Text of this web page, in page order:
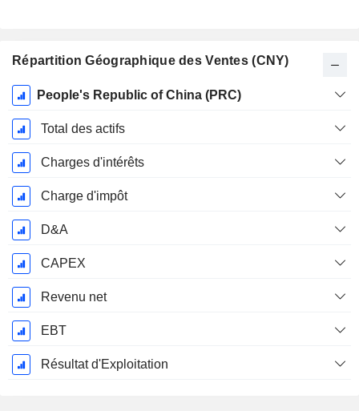
Répartition Géographique des Ventes (CNY)
Période
Fiscale:
Décembre
People's Republic of China (PRC)
Total des actifs
Charges d'intérêts
Charge d'impôt
D&A
CAPEX
Revenu net
EBT
Résultat d'Exploitation